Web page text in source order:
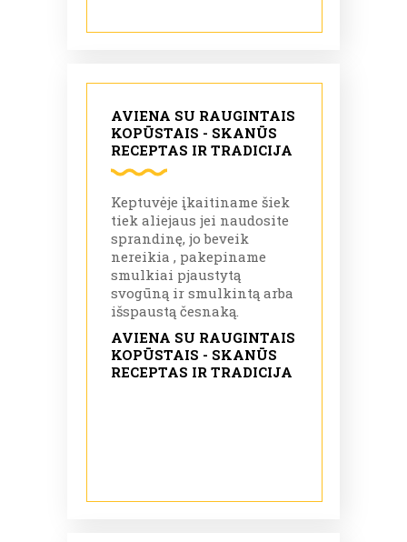
AVIENA SU RAUGINTAIS
KOPŪSTAIS - SKANŪS
RECEPTAS IR TRADICIJA
Keptuvėje įkaitiname šiek
tiek aliejaus jei naudosite
sprandinę, jo beveik
nereikia , pakepiname
smulkiai pjaustytą
svogūną ir smulkintą arba
išspaustą česnaką.
AVIENA SU RAUGINTAIS
KOPŪSTAIS - SKANŪS
RECEPTAS IR TRADICIJA